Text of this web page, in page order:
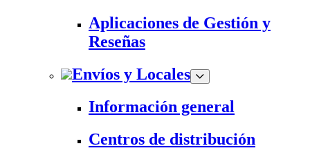
Aplicaciones de Gestión y
Reseñas
Envíos y Locales
Información general
Centros de distribución